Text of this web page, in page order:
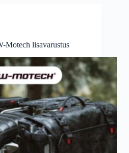
Motech lisavarustus